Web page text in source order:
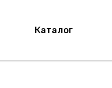
Каталог